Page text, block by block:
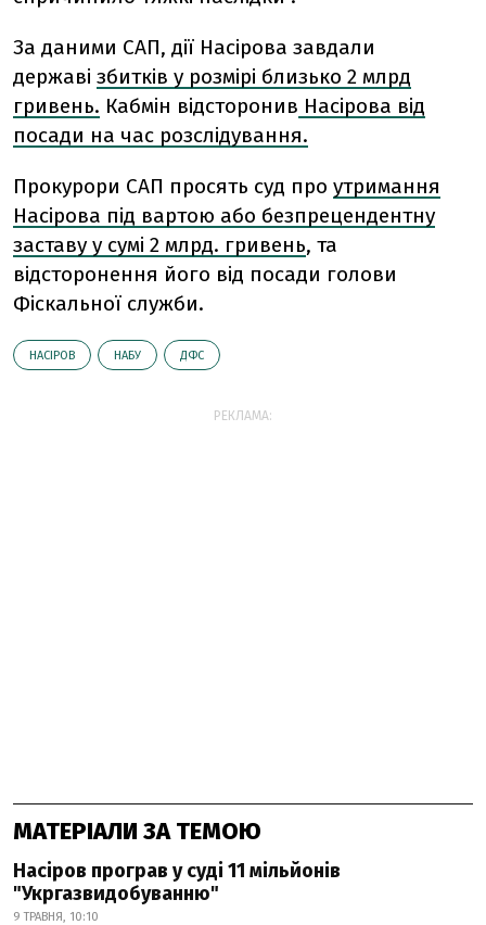
За даними САП, дії Насірова завдали
державі збитків у розмірі близько 2 млрд
гривень. Кабмін відсторонив Насірова від
посади на час розслідування.
Прокурори САП просять суд про утримання
Насірова під вартою або безпрецендентну
заставу у сумі 2 млрд. гривень, та
відсторонення його від посади голови
Фіскальної служби.
НАСІРОВ НАБУ ДФС
РЕКЛАМА:
МАТЕРІАЛИ ЗА ТЕМОЮ
Насіров програв у суді 11 мільйонів
"Укргазвидобуванню"
9 ТРАВНЯ, 10:10